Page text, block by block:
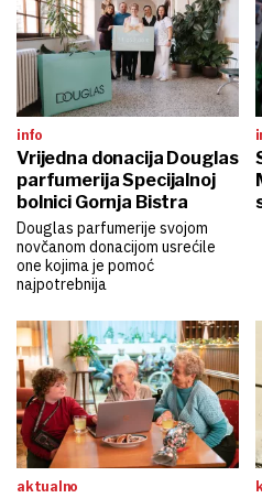
info
Vrijedna donacija Douglas
parfumerija Specijalnoj
bolnici Gornja Bistra
Douglas parfumerije svojom
novčanom donacijom usrećile
one kojima je pomoć
najpotrebnija
aktualno